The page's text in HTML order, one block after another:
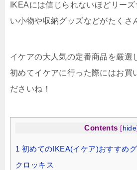
IKEAには信じられないほどリー
い小物や収納グッズなどがたくさ
イケアの大人気の定番商品を厳選
初めてイケアに行った際にはお買
ださいね！
Contents [ hide]
1 初めてのIKEA(イケア)おすすめ
クロッキス